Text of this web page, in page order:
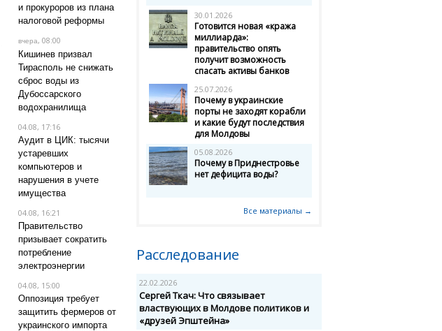
и прокуроров из плана
налоговой реформы
вчера, 08:00
Кишинев призвал
Тирасполь не снижать
сброс воды из
Дубоссарского
водохранилища
04.08, 17:16
Аудит в ЦИК: тысячи
устаревших
компьютеров и
нарушения в учете
имущества
04.08, 16:21
Правительство
призывает сократить
потребление
электроэнергии
04.08, 15:00
Оппозиция требует
защитить фермеров от
украинского импорта
30.01.2026
Готовится новая «кража
миллиарда»:
правительство опять
получит возможность
спасать активы банков
25.07.2026
Почему в украинские
порты не заходят корабли
и какие будут последствия
для Молдовы
05.08.2026
Почему в Приднестровье
нет дефицита воды?
Все материалы →
Расследование
22.02.2026
Сергей Ткач: Что связывает
властвующих в Молдове политиков и
«друзей Эпштейна»